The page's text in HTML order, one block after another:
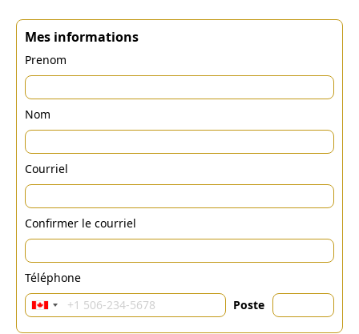
Mes informations
Prenom
Nom
Courriel
Confirmer le courriel
Téléphone
Poste